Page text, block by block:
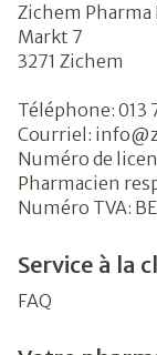
Zichem Pharma
Markt 7
3271 Zichem
Téléphone: 013
Courriel: info@
Numéro de
Pharmacien
Numéro TVA:
Service à la
FAQ